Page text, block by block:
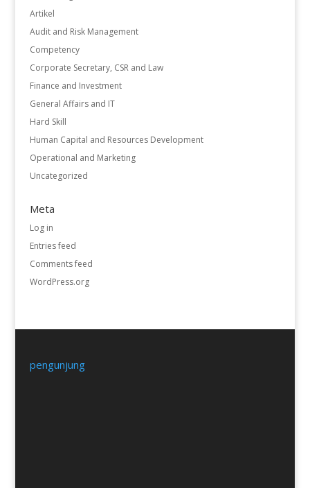
Artikel
Audit and Risk Management
Competency
Corporate Secretary, CSR and Law
Finance and Investment
General Affairs and IT
Hard Skill
Human Capital and Resources Development
Operational and Marketing
Uncategorized
Meta
Log in
Entries feed
Comments feed
WordPress.org
pengunjung